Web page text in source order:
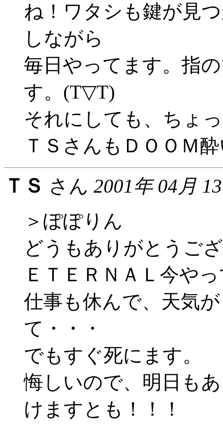
ね！ワタシも鍵が見
しながら
毎日やってます。指
す。(T▽T)
それにしても、ちょ
ＴＳさんもＤＯＯＭ
ＴＳ さん 2001年 04月
＞ぽぽりん
どうもありがとうご
ＥＴＥＲＮＡＬ今や
仕事も休んで、天気
て・・・
でもすぐ死にます。
悔しいので、明日も
けますとも！！！